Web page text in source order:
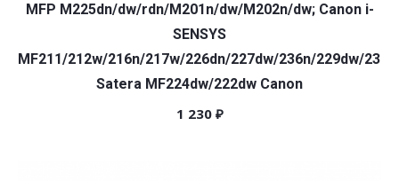
MFP M225dn/dw/rdn/M201n/dw/M202n/dw; Canon i-
SENSYS
MF211/212w/216n/217w/226dn/227dw/236n/229dw/
Satera MF224dw/222dw Canon
1 230 ₽